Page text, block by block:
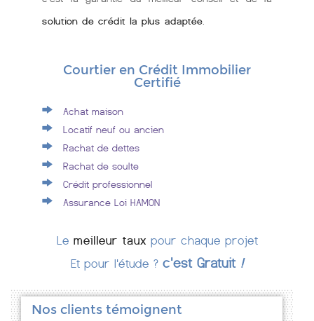
solution de crédit la plus adaptée
Courtier en Crédit Immobilier
Certifié
Achat maison
Locatif neuf ou ancien
Rachat de dettes
Rachat de soulte
Crédit professionnel
Assurance Loi HAMON
Le meilleur taux pour chaque projet
Et pour l'étude ? c'est Gratuit !
Nos clients témoignent